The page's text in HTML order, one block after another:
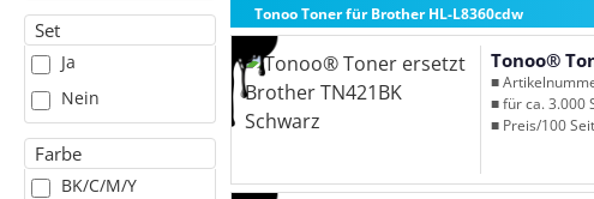
Set
Ja
Nein
Farbe
BK/C/M/Y
Tonoo Toner für Brother HL-L8360cdw
Tonoo®
■
■ für ca. 3.000
■ Preis/100